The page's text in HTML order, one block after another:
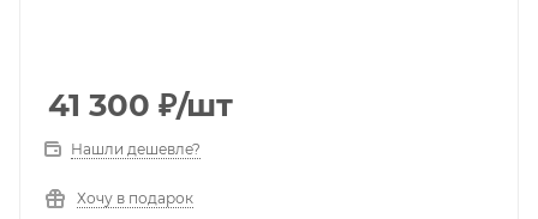
41 300 ₽/шт
Нашли дешевле?
Хочу в подарок